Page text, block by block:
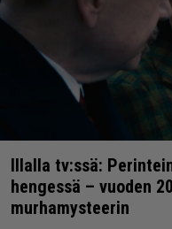
Illalla tv:ssä:
hengessä – vuoden
murhamysteerin